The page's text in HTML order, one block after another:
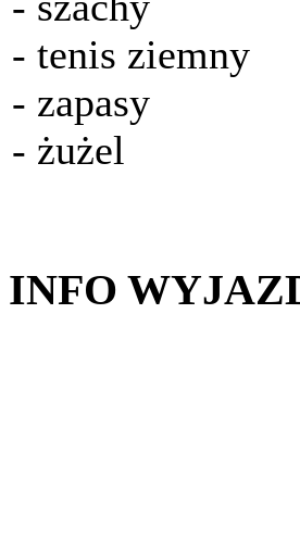
- tenis ziemny
- zapasy
- żużel
INFO